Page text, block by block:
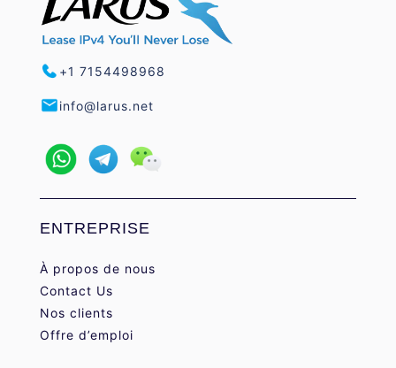
+1 7154498968
info@larus.net
ENTREPRISE
À propos de nous
Contact Us
Nos clients
Offre d’emploi